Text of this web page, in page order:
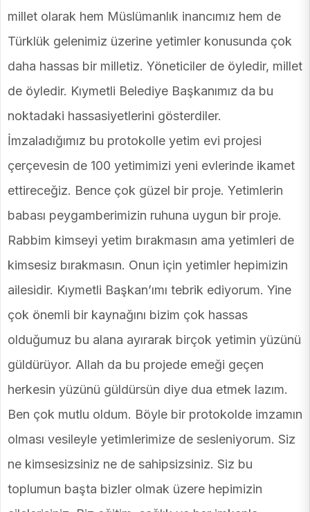
millet olarak hem Müslümanlık inancımız hem de
Türklük gelenimiz üzerine yetimler konusunda çok
daha hassas bir milletiz. Yöneticiler de öyledir, millet
de öyledir. Kıymetli Belediye Başkanımız da bu
noktadaki hassasiyetlerini gösterdiler.
İmzaladığımız bu protokolle yetim evi projesi
çerçevesin de 100 yetimimizi yeni evlerinde ikamet
ettireceğiz. Bence çok güzel bir proje. Yetimlerin
babası peygamberimizin ruhuna uygun bir proje.
Rabbim kimseyi yetim bırakmasın ama yetimleri de
kimsesiz bırakmasın. Onun için yetimler hepimizin
ailesidir. Kıymetli Başkan’ımı tebrik ediyorum. Yine
çok önemli bir kaynağını bizim çok hassas
olduğumuz bu alana ayırarak birçok yetimin yüzünü
güldürüyor. Allah da bu projede emeği geçen
herkesin yüzünü güldürsün diye dua etmek lazım.
Ben çok mutlu oldum. Böyle bir protokolde imzamın
olması vesileyle yetimlerimize de sesleniyorum. Siz
ne kimsesizsiniz ne de sahipsizsiniz. Siz bu
toplumun başta bizler olmak üzere hepimizin